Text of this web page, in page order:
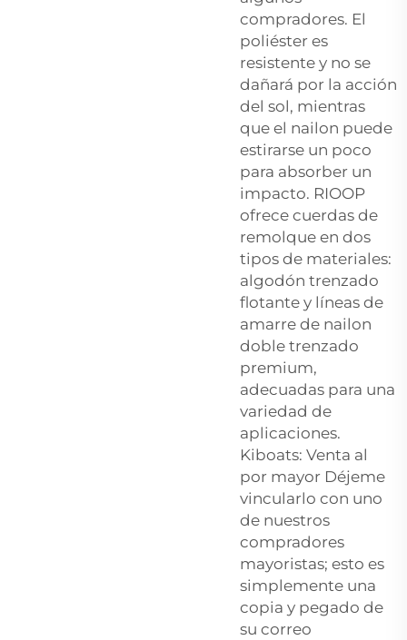
compradores. El
poliéster es
resistente y no se
dañará por la acción
del sol, mientras
que el nailon puede
estirarse un poco
para absorber un
impacto. RIOOP
ofrece cuerdas de
remolque en dos
tipos de materiales:
algodón trenzado
flotante y líneas de
amarre de nailon
doble trenzado
premium,
adecuadas para una
variedad de
aplicaciones.
Kiboats: Venta al
por mayor Déjeme
vincularlo con uno
de nuestros
compradores
mayoristas; esto es
simplemente una
copia y pegado de
su correo